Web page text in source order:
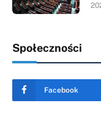
Społeczności
Facebook